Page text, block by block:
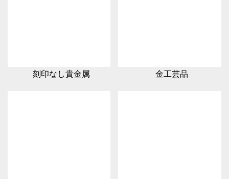
刻印なし貴金属 金工芸品